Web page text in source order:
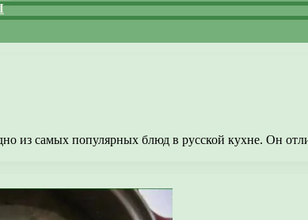
из самых популярных блюд в русской кухне. Он